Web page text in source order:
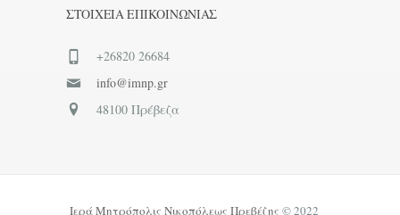
ΣΤΟΙΧΕΊΑ ΕΠΙΚΟΙΝΩΝΊΑΣ
+26820 26684
info@imnp.gr
48100 Πρέβεζα
Ιερά Μητρόπολις Νικοπόλεως Πρεβέζης © 2022